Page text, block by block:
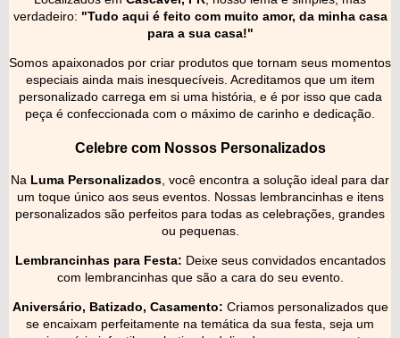
verdadeiro: "Tudo aqui é feito com muito amor, da minha casa
para a sua casa!"
Somos apaixonados por criar produtos que tornam seus momentos
especiais ainda mais inesquecíveis. Acreditamos que um item
personalizado carrega em si uma história, e é por isso que cada
peça é confeccionada com o máximo de carinho e dedicação.
Celebre com Nossos Personalizados
Na Luma Personalizados , você encontra a solução ideal para dar
um toque único aos seus eventos. Nossas lembrancinhas e itens
personalizados são perfeitos para todas as celebrações, grandes
ou pequenas.
Lembrancinhas para Festa: Deixe seus convidados encantados
com lembrancinhas que são a cara do seu evento.
Aniversário, Batizado, Casamento: Criamos personalizados que
se encaixam perfeitamente na temática da sua festa, seja um